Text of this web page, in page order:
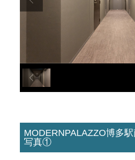
MODERNPALAZZO博多
写真①